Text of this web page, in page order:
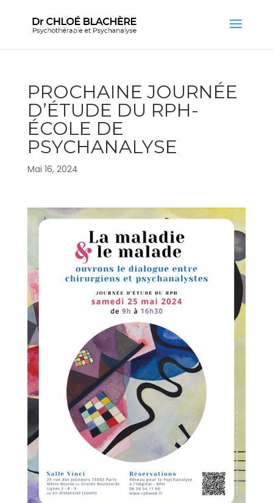
PROCHAINE JOURNÉE
D’ÉTUDE DU RPH-
ÉCOLE DE
PSYCHANALYSE
Mai 16, 2024